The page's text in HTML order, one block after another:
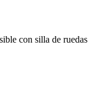
con silla de ruedas